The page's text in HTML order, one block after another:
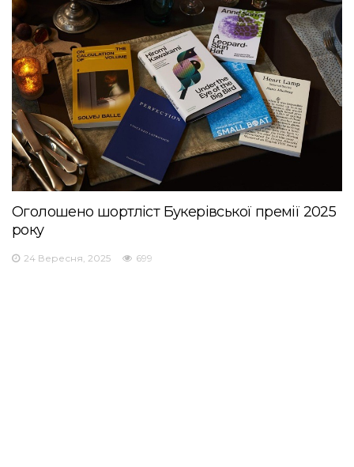
Оголошено шортліст Букерівської премії 2025
року
24 Вересня, 2025 699